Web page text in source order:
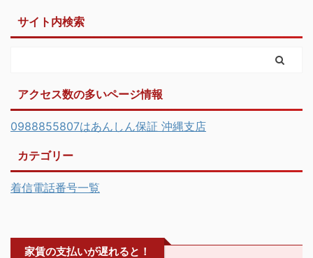
サイト内検索
アクセス数の多いページ情報
0988855807はあんしん保証 沖縄支店
カテゴリー
着信電話番号一覧
家賃の支払いが遅れると！